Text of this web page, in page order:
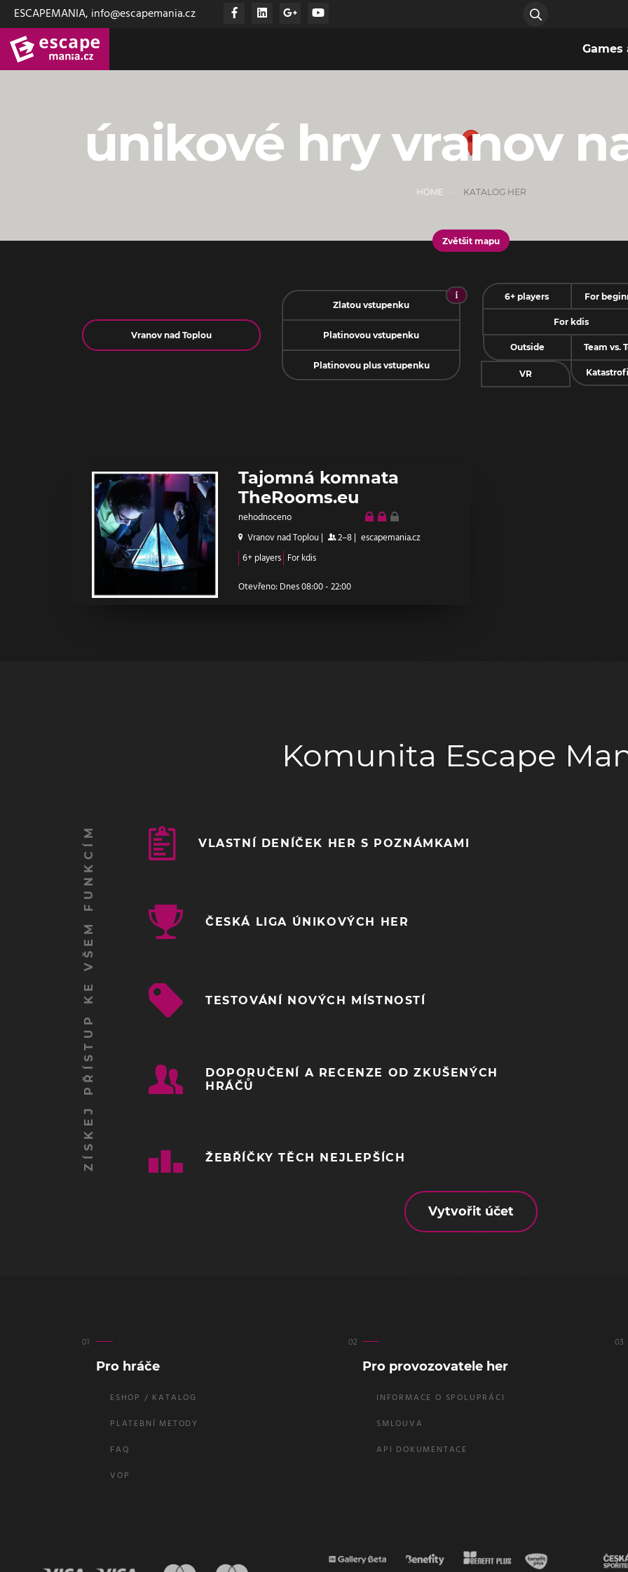
ESCAPEMANIA, info@escapemania.cz
Zvětšit mapu
únikové hry vranov
HOME KATALOG HER
Jméno
Zlatou vstupenku
Platinovou vstupenku
Platinovou plus vstupenku
6+ players For
For kdis
Outside Team vs.
VR
Tajomná komnata
TheRooms.eu
nehodnoceno
Vranov nad Toplou | 2–8| escapemania.cz
6+ players For kdis
Otevřeno: Dnes 08:00 - 22:00
Komunita Escape
ZÍSKEJ PŘÍSTUP KE VŠEM FUNKCÍM VLASTNÍ DENÍČEK HER S POZNÁMKAMI
ČESKÁ LIGA ÚNIKOVÝCH HER
TESTOVÁNÍ NOVÝCH MÍSTNOSTÍ
DOPORUČENÍ A RECENZE OD ZKUŠENÝCH
HRÁČŮ
ŽEBŘÍČKY TĚCH NEJLEPŠÍCH
Vytvořit účet
Pro hráče
ESHOP / KATALOG
PLATEBNÍ METODY
FAQ
VOP
Pro provozovatele her
INFORMACE O SPOLUPRÁCI
SMLOUVA
API DOKUMENTACE